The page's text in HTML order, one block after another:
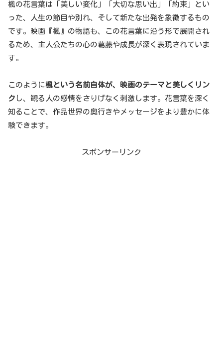
楓の花言葉は「美しい変化」「大切な思い出」「約束」とい
った、人生の節目や別れ、そして新たな出発を象徴するもの
です。映画『楓』の物語も、この花言葉に沿う形で展開され
るため、主人公たちの心の葛藤や成長が深く表現されていま
す。
このように楓という名前自体が、映画のテーマと美しくリン
ク し、観る人の感情をさりげなく刺激します。花言葉を深く
知ることで、作品世界の奥行きやメッセージをより豊かに体
験できます。
スポンサーリンク